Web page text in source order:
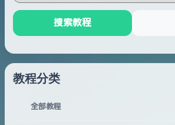
搜索教程
教程分类
全部教程